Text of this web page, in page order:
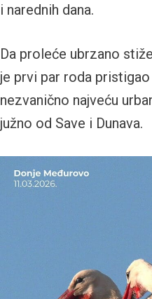
i narednih dana.
Da proleće ubrzano
je prvi par roda
nezvanično najveću
južno od Save i Dunava.